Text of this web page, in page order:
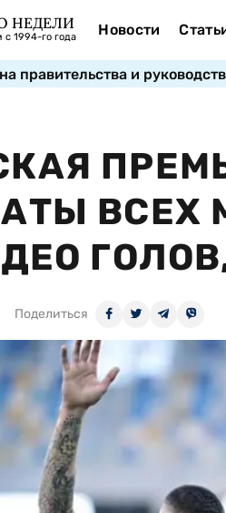
НЕДЕЛИ
с 1994-го года Новости
правительства и
ВСЕХ
Поделиться